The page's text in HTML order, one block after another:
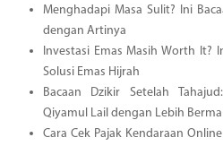
Menghadapi Masa Sulit? Ini
dengan Artinya
Investasi Emas Masih Worth It?
Solusi Emas Hijrah
Bacaan Dzikir Setelah
Qiyamul Lail dengan Lebih
Cara Cek Pajak Kendaraan